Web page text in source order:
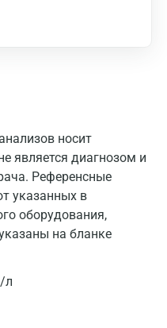
носит
является диагнозом и
Референсные
указанных в
оборудования,
на бланке
л